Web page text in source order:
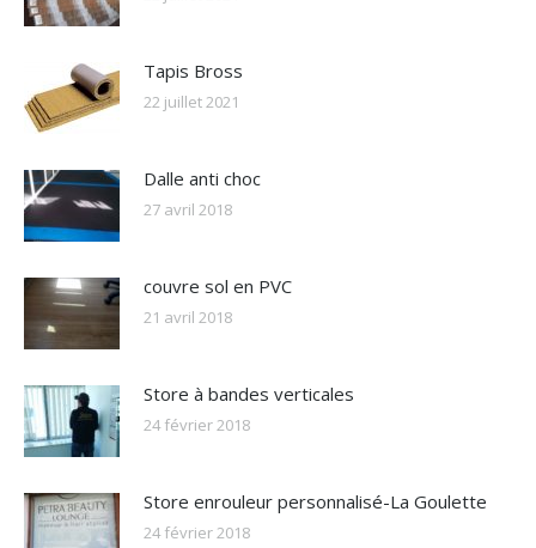
Tapis Bross
22 juillet 2021
Dalle anti choc
27 avril 2018
couvre sol en PVC
21 avril 2018
Store à bandes verticales
24 février 2018
Store enrouleur personnalisé-La Goulette
24 février 2018